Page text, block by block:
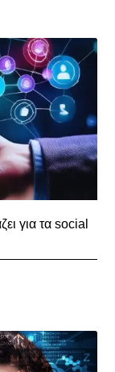
για τα social